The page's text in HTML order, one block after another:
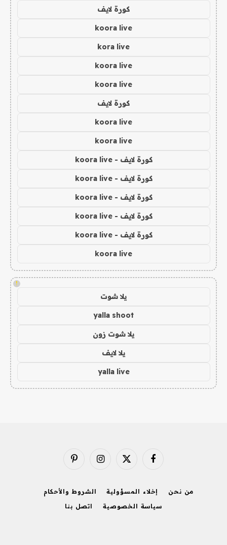
كورة لايف
koora live
kora live
koora live
koora live
كورة لايف
koora live
koora live
كورة لايف - koora live
كورة لايف - koora live
كورة لايف - koora live
كورة لايف - koora live
كورة لايف - koora live
koora live
!
يلا شوت
yalla shoot
يلا شوت زون
يلا لايف
yalla live
فيسبوك X
الانستغرامبينتيريست
من نحن إخلاء المسؤولية
الشروط والأحكام
سياسة الخصوصية
اتصل بنا